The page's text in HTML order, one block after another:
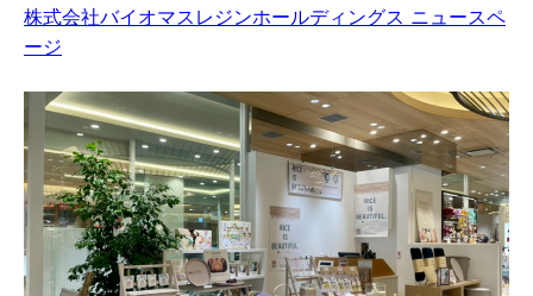
株式会社バイオマスレジンホールディングス ニュースペ
ージ